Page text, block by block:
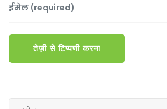
तेज़ी से टिप्पणी करना